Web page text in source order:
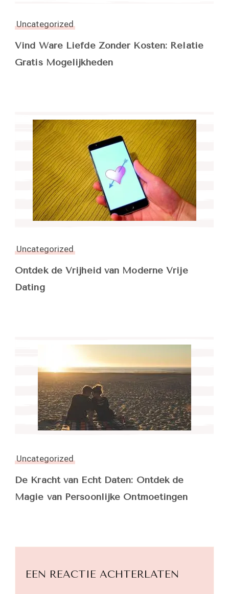
Uncategorized
Vind Ware Liefde Zonder Kosten: Relatie
Gratis Mogelijkheden
Uncategorized
Ontdek de Vrijheid van Moderne Vrije
Dating
Uncategorized
De Kracht van Echt Daten: Ontdek de
Magie van Persoonlijke Ontmoetingen
EEN REACTIE ACHTERLATEN